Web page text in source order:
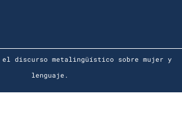
el discurso metalingüístico sobre mujer y
lenguaje.